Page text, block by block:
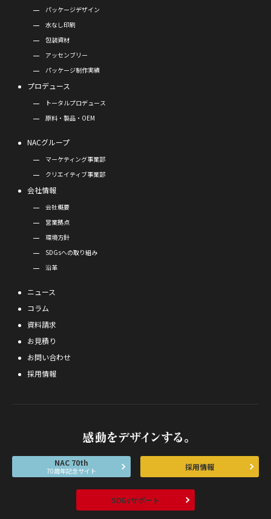
パッケージデザイン
水なし印刷
包装資材
アッセンブリー
パッケージ制作実績
プロデュース
トータルプロデュース
原料・製品・OEM
NACグループ
マーケティング事業部
クリエイティブ事業部
会社情報
会社概要
営業拠点
環境方針
SDGsへの取り組み
沿革
ニュース
コラム
資料請求
お見積り
お問い合わせ
採用情報
NAC 70th
70周年記念サイト 採用情報
SDGsサポート